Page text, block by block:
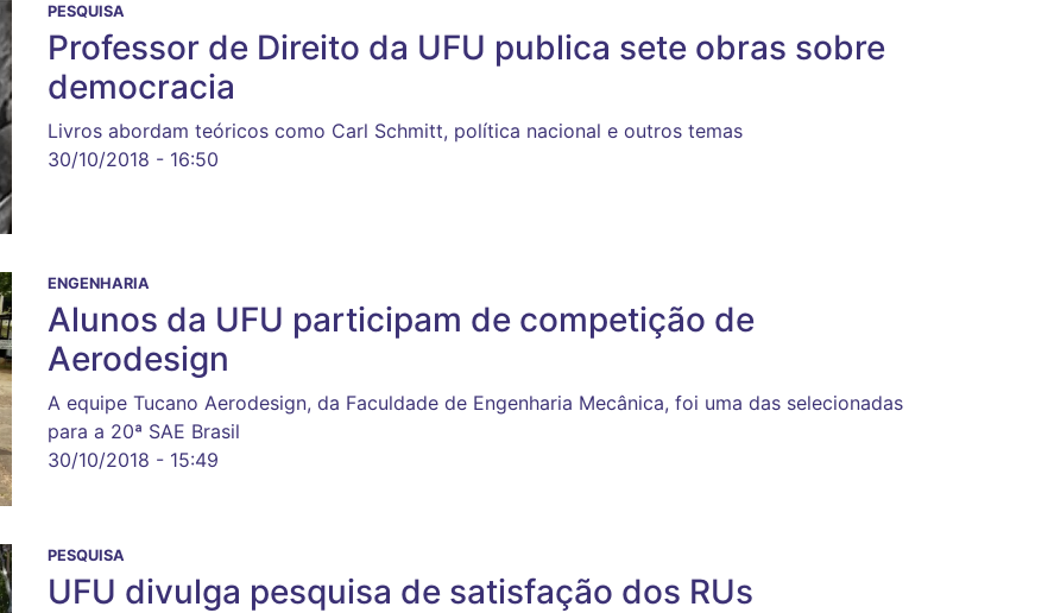
PESQUISA
Professor de Direito da UFU publica sete obras sobre
democracia
Livros abordam teóricos como Carl Schmitt, política nacional e outros temas
30/10/2018 - 16:50
ENGENHARIA
Alunos da UFU participam de competição de
Aerodesign
A equipe Tucano Aerodesign, da Faculdade de Engenharia Mecânica, foi uma das selecionadas
para a 20ª SAE Brasil
30/10/2018 - 15:49
PESQUISA
UFU divulga pesquisa de satisfação dos RUs